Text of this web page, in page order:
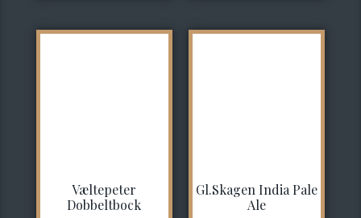
Væltepeter
Dobbeltbock
Gl.Skagen India Pale
Ale